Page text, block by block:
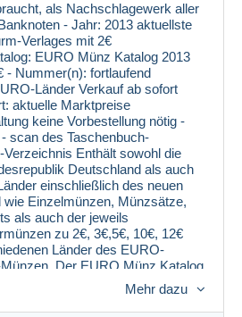
als Nachschlagewerk aller
- Jahr: 2013 aktuellste
Verlages mit 2€
EURO Münz Katalog 2013
- Nummer(n): fortlaufend
Länder Verkauf ab sofort
aktuelle Marktpreise
keine Vorbestellung nötig -
scan des Taschenbuch-
Enthält sowohl die
Deutschland als auch
einschließlich des neuen
wie Einzelmünzen, Münzsätze,
als auch der jeweils
zu 2€, 3€,5€, 10€, 12€
Länder des EURO-
Der EURO Münz Katalog
Angaben der Münzen. Der
Münzen der BRD und anderen
Belgien, Estland, Finnland,
Mehr dazu